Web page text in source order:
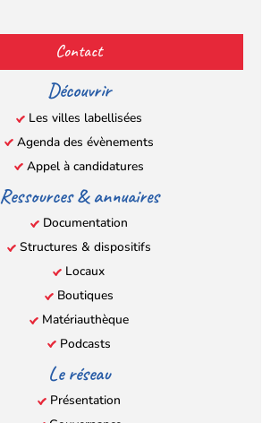
(s’ouvre
dans
un
nouvel
onglet)
(s’ouvre
dans
un
nouvel
onglet)
(s’ouvre
dans
un
nouvel
onglet)
(s’ouvre
un
nouvel
onglet)
Contact
Découvrir
Les villes labellisées
Agenda des évènements
Appel à candidatures
Ressources & annuaires
Documentation
Structures & dispositifs
Locaux
Boutiques
Matériauthèque
Podcasts
Le réseau
Présentation